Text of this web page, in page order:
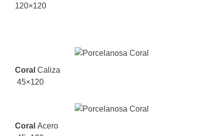
120×120
Coral Caliza
45×120
Coral Acero